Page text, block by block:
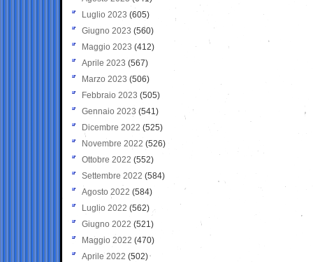
Luglio 2023 (605)
Giugno 2023 (560)
Maggio 2023 (412)
Aprile 2023 (567)
Marzo 2023 (506)
Febbraio 2023 (505)
Gennaio 2023 (541)
Dicembre 2022 (525)
Novembre 2022 (526)
Ottobre 2022 (552)
Settembre 2022 (584)
Agosto 2022 (584)
Luglio 2022 (562)
Giugno 2022 (521)
Maggio 2022 (470)
Aprile 2022 (502)